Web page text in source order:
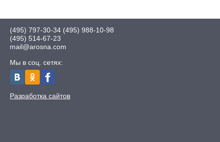
(495) 797-30-34 (495) 988-10-98
(495) 514-67-23
mail@arosna.com
Мы в соц. сетях:
Разработка сайтов